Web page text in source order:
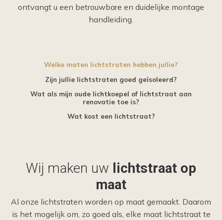
ontvangt u een betrouwbare en duidelijke montage
handleiding.
Welke maten lichtstraten hebben jullie?
Zijn jullie lichtstraten goed geïsoleerd?
Wat als mijn oude lichtkoepel of lichtstraat aan
renovatie toe is?
Wat kost een lichtstraat?
Wij maken uw lichtstraat op
maat
Al onze lichtstraten worden op maat gemaakt. Daarom
is het mogelijk om, zo goed als, elke maat lichtstraat te